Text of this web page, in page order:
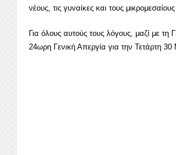
νέους, τις γυναίκες και τους
Για όλους αυτούς τους λόγους, μαζί με
24ωρη Γενική Απεργία για την Τετάρτη